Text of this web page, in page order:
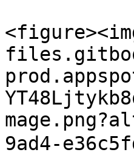
9ad4-